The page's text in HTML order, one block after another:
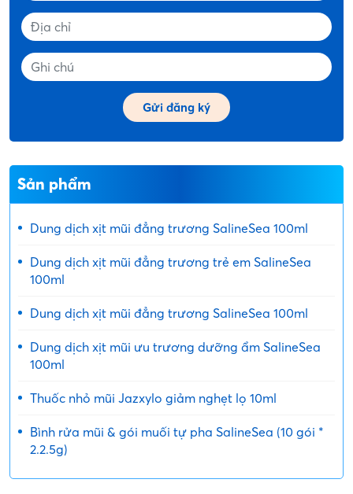
Sản phẩm
Dung dịch xịt mũi đẳng trương SalineSea 100ml
Dung dịch xịt mũi đẳng trương trẻ em SalineSea
100ml
Dung dịch xịt mũi đẳng trương SalineSea 100ml
Dung dịch xịt mũi ưu trương dưỡng ẩm SalineSea
100ml
Thuốc nhỏ mũi Jazxylo giảm nghẹt lọ 10ml
Bình rửa mũi & gói muối tự pha SalineSea (10 gói *
2.2.5g)